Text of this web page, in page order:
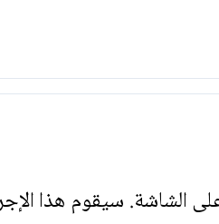
الشاشة. سيقوم هذا